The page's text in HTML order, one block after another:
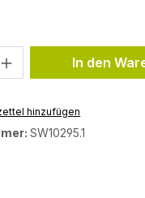
Anzahl: Gib
In den
hinzufügen
SW10295.1